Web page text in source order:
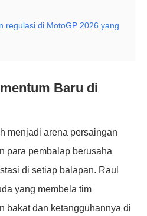
regulasi di MotoGP 2026 yang
Baru di
menjadi arena persaingan
para pembalap berusaha
di setiap balapan. Raul
yang membela tim
bakat dan ketangguhannya di